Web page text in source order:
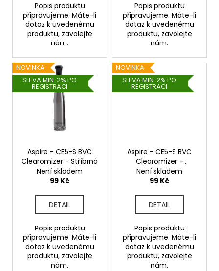
Popis produktu
připravujeme. Máte-li
dotaz k uvedenému
produktu, zavolejte
nám.
Popis produktu
připravujeme. Máte-li
dotaz k uvedenému
produktu, zavolejte
nám.
NOVINKA
SLEVA MIN. 2% PO
REGISTRACI
Aspire - CE5-S BVC
Clearomizer - Stříbrná
Není skladem
99 Kč
DETAIL
Popis produktu
připravujeme. Máte-li
dotaz k uvedenému
produktu, zavolejte
nám.
NOVINKA
SLEVA MIN. 2% PO
REGISTRACI
Aspire - CE5-S BVC
Clearomizer -
Červená
Není skladem
99 Kč
DETAIL
Popis produktu
připravujeme. Máte-li
dotaz k uvedenému
produktu, zavolejte
nám.